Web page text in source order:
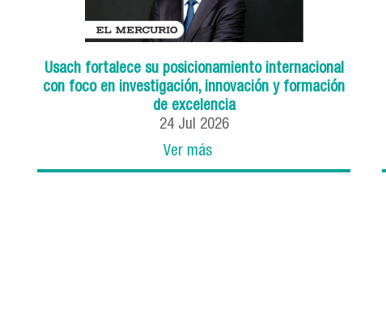
Usach fortalece su posicionamiento internacional
con foco en investigación, innovación y formación
de excelencia
24 Jul 2026
Ver más